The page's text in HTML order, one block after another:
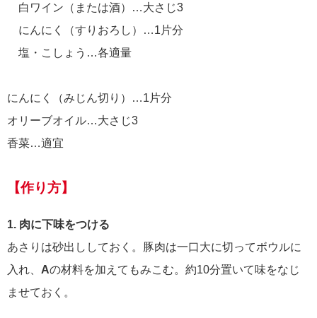
白ワイン（または酒）…大さじ3
にんにく（すりおろし）…1片分
塩・こしょう…各適量
にんにく（みじん切り）…1片分
オリーブオイル…大さじ3
香菜…適宜
【作り方】
1. 肉に下味をつける
あさりは砂出ししておく。豚肉は一口大に切ってボウルに
入れ、 Aの材料を加えてもみこむ。約10分置いて味をなじ
ませておく。